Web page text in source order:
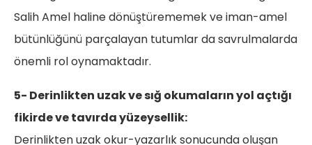
Salih Amel haline dönüştürememek ve iman-amel
bütünlüğünü parçalayan tutumlar da savrulmalarda
önemli rol oynamaktadır.
5- Derinlikten uzak ve sığ okumaların yol açtığı
fikirde ve tavırda yüzeysellik:
Derinlikten uzak okur-yazarlık sonucunda oluşan